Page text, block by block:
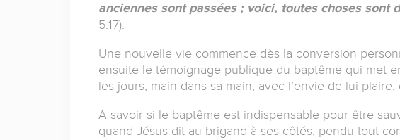
anciennes sont passées ; voici, toutes choses sont
5.17).
Une nouvelle vie commence dès la conversion
ensuite le témoignage publique du baptême qui met
les jours, main dans sa main, avec l’envie de lui
A savoir si le baptême est indispensable pour être
quand Jésus dit au brigand à ses côtés, pendu tout